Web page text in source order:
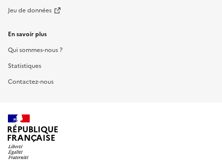
Jeu de données
En savoir plus
Qui sommes-nous ?
Statistiques
Contactez-nous
RÉPUBLIQUE
FRANÇAISE